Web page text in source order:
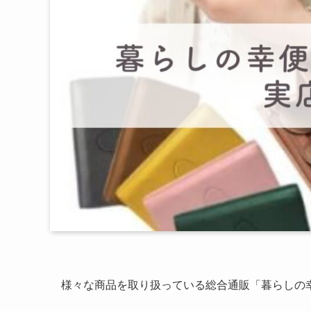
様々な商品を取り扱っている総合通販「暮らしの